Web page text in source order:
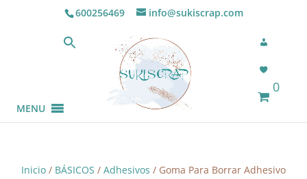
600256469 info@sukiscrap.com
0
MENU
Inicio / BÁSICOS / Adhesivos / Goma Para Borrar Adhesivo